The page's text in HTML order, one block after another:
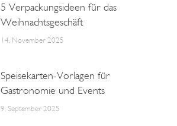
5 Verpackungsideen für das
Weihnachtsgeschäft
14. November 2025
Speisekarten-Vorlagen für
Gastronomie und Events
9. September 2025